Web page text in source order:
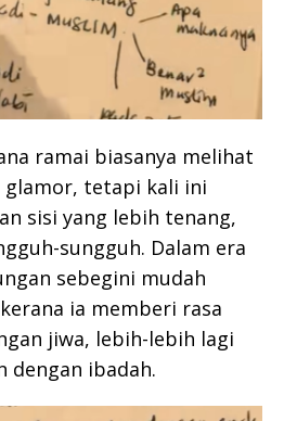
ramai biasanya melihat
tetapi kali ini
sisi yang lebih tenang,
sungguh. Dalam era
sebegini mudah
ia memberi rasa
jiwa, lebih-lebih lagi
dengan ibadah.